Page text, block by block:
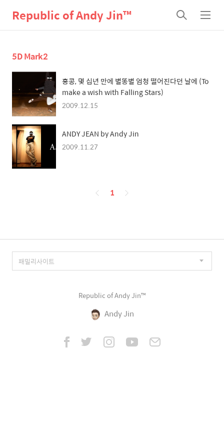
Republic of Andy Jin™
검
색
메
뉴
5D Mark2
홍콩, 몇 십년 만에 별똥별 엄청 떨어진다던 날에 (To
make a wish with Falling Stars)
2009.12.15
ANDY JEAN by Andy Jin
2009.11.27
페
1
Republic of Andy Jin™
Andy Jin